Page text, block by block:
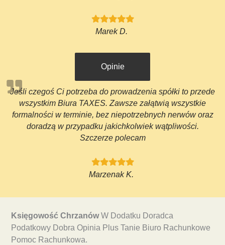
Marek D.
Opinie
Jeśli czegoś Ci potrzeba do prowadzenia spółki to przede
wszystkim Biura TAXES. Zawsze załątwią wszystkie
formalności w terminie, bez niepotrzebnych nerwów oraz
doradzą w przypadku jakichkolwiek wątpliwości.
Szczerze polecam
Marzenak K.
Księgowość ChrzanówW Dodatku Doradca
Podatkowy Dobra Opinia Plus Tanie Biuro Rachunkowe
Pomoc Rachunkowa.